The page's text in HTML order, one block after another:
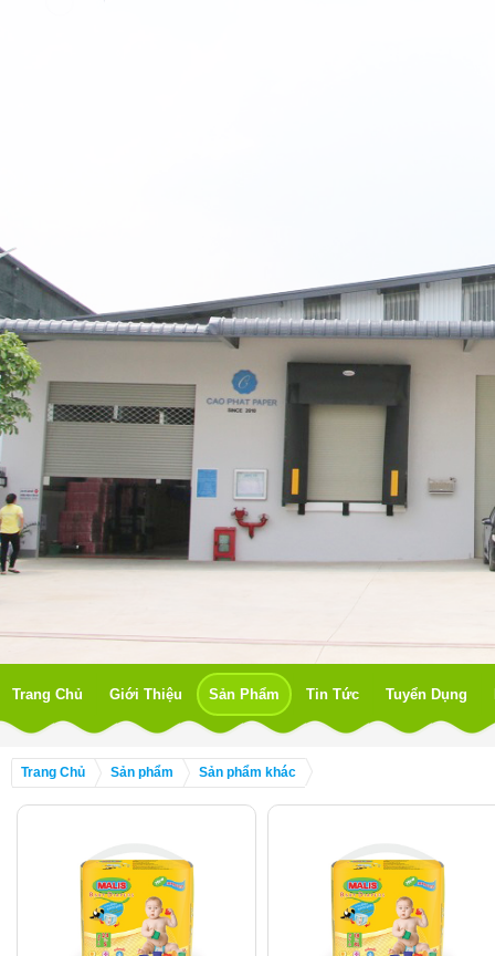
Trang Chủ Giới Thiệu Sản Phẩm Tin Tức Tuyển Dụng
Trang Chủ Sản phẩm Sản phẩm khác